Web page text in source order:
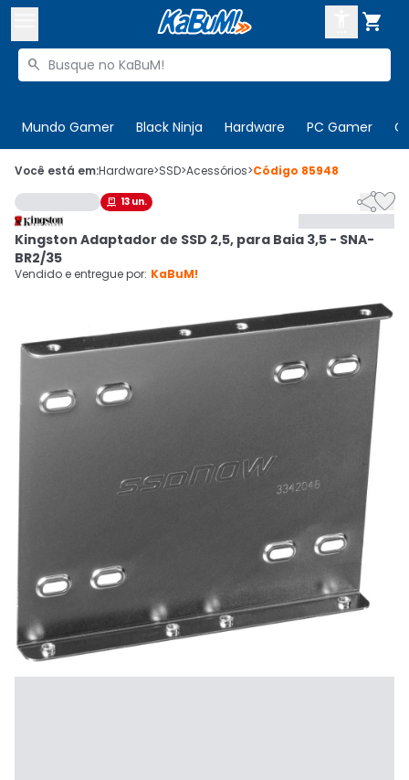

Buscar produtos

Mundo Gamer Black Ninja Hardware PC Gamer
 Olá. Acesse sua conta
 Departamentos
Cupons
Ativar tradutor em libras
CADASTRE-SE
Você está em:Hardware>SSD>Acessórios>Código 85948
 13 un. 
Kingston Adaptador de SSD 2,5, para Baia 3,5 - SNA-
BR2/35
Vendido e entregue por: KaBuM!